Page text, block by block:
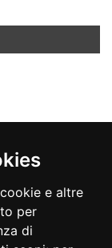
e altre
per
di